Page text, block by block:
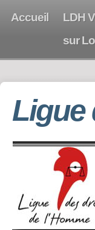
Accueil
LDH
sur
Ligue